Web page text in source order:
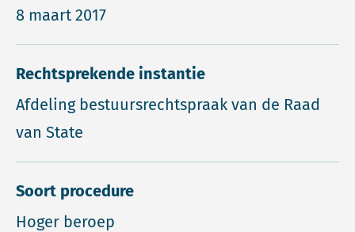
8 maart 2017
Rechtsprekende instantie
Afdeling bestuursrechtspraak van de Raad
van State
Soort procedure
Hoger beroep